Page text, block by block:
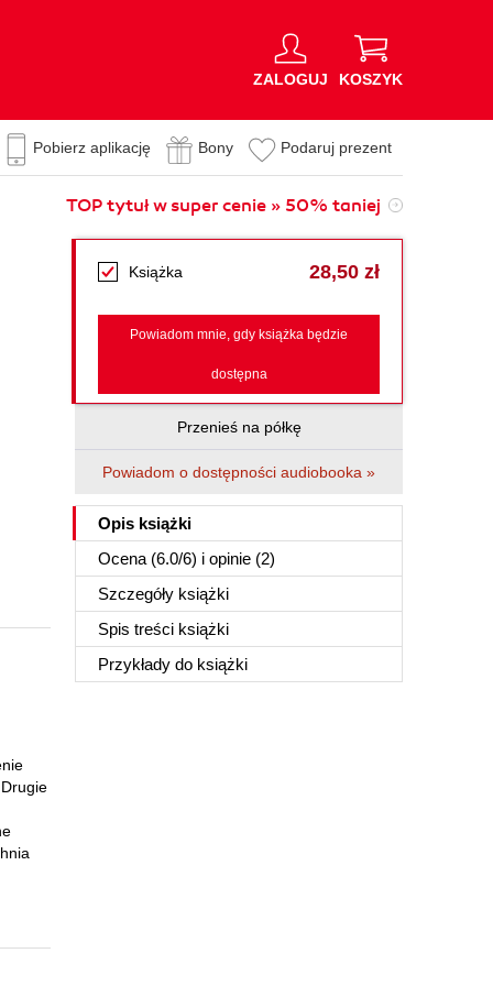
ZALOGUJ KOSZYK
Pobierz aplikację Bony Podaruj prezent
TOP tytuł w super cenie » 50% taniej
Książka 28,50 zł
Powiadom mnie, gdy książka będzie
dostępna
Przenieś na półkę
Powiadom o dostępności audiobooka »
Opis książki
Ocena (6.0/6) i opinie (2)
Szczegóły książki
Spis treści książki
Przykłady do książki